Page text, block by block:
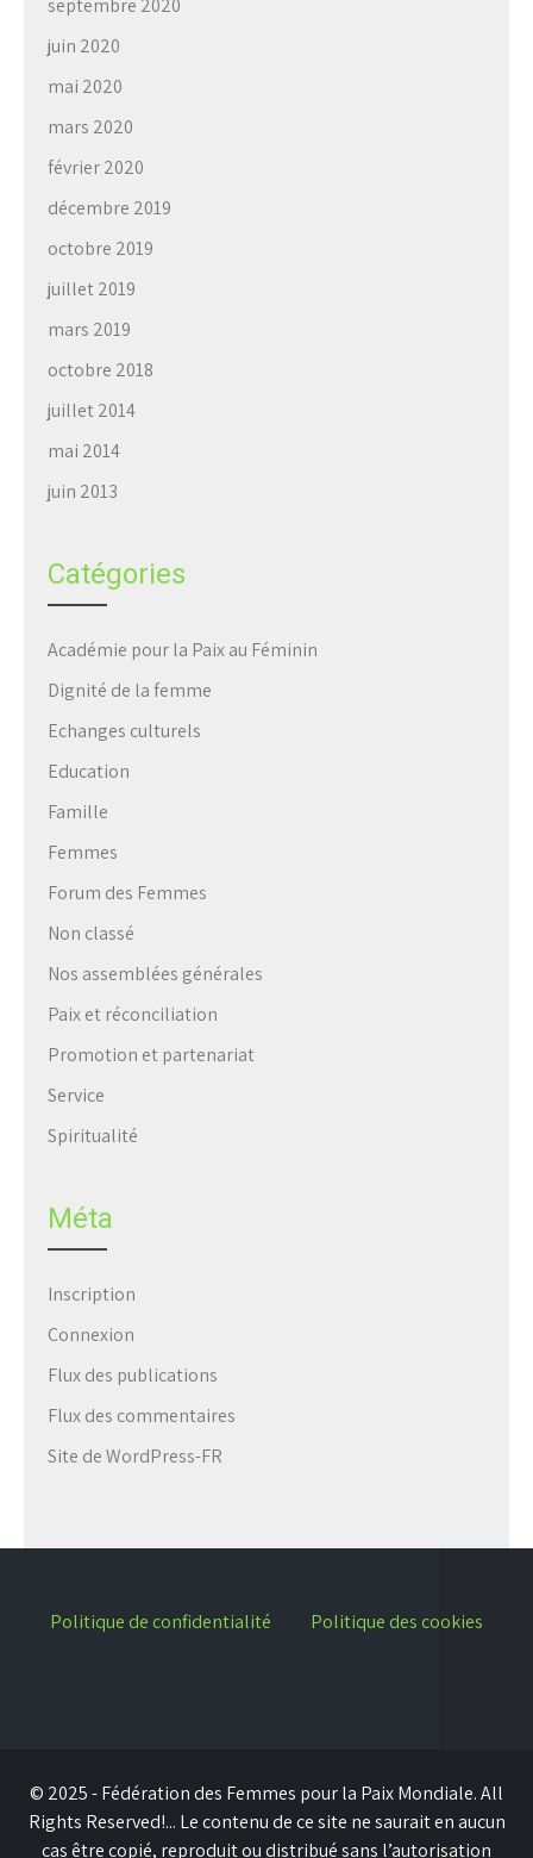
septembre 2020
juin 2020
mai 2020
mars 2020
février 2020
décembre 2019
octobre 2019
juillet 2019
mars 2019
octobre 2018
juillet 2014
mai 2014
juin 2013
Catégories
Académie pour la Paix au Féminin
Dignité de la femme
Echanges culturels
Education
Famille
Femmes
Forum des Femmes
Non classé
Nos assemblées générales
Paix et réconciliation
Promotion et partenariat
Service
Spiritualité
Méta
Inscription
Connexion
Flux des publications
Flux des commentaires
Site de WordPress-FR
Politique de confidentialité Politique des cookies
© 2025 - Fédération des Femmes pour la Paix Mondiale. All
Rights Reserved!... Le contenu de ce site ne saurait en aucun
cas être copié, reproduit ou distribué sans l’autorisation